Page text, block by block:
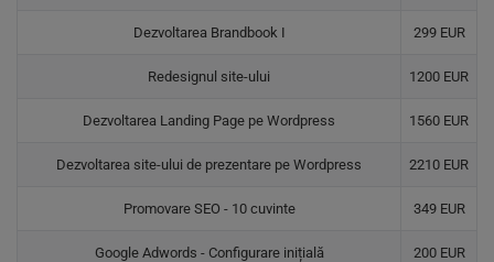
Dezvoltarea Brandbook I 299 EUR
Redesignul site-ului 1200 EUR
Dezvoltarea Landing Page pe Wordpress 1560 EUR
Dezvoltarea site-ului de prezentare pe Wordpress 2210 EUR
Promovare SEO - 10 cuvinte 349 EUR
Google Adwords - Configurare inițială 200 EUR